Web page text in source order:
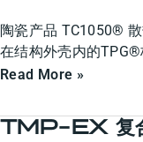
陶瓷产品 TC1050®
在结构外壳内的
Read More »
TMP-EX 复
TMP-